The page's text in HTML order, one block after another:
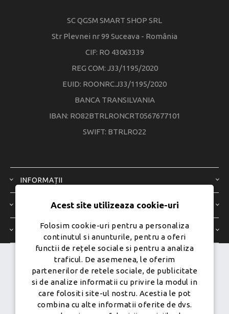
SC QGSM SMART SHOP SRL
Str Plevnei nr 99 Suceava - România
CIF: RO 43063339
REG COM: J33/1195/2020
EUID: ROONRC.J33/1195/2020
BANCA TRANSILVANIA
IBAN: RO82BTRLRONCRT0567677101
SWIFT: BTRLRO22
INFORMAȚII
SERVICIU CLIENȚI
CONTUL MEU
Dezvoltat de
Ecom Digital -
Powered bynopCommerce
Acest site utilizeaza cookie-uri
Folosim cookie-uri pentru a personaliza
continutul si anunturile, pentru a oferi
functii de rețele sociale si pentru a analiza
traficul. De asemenea, le oferim
partenerilor de retele sociale, de publicitate
si de analize informatii cu privire la modul in
care folositi site-ul nostru. Acestia le pot
combina cu alte informatii oferite de dvs.